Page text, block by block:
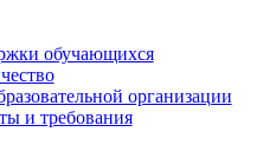
обучающихся
организации
и требования